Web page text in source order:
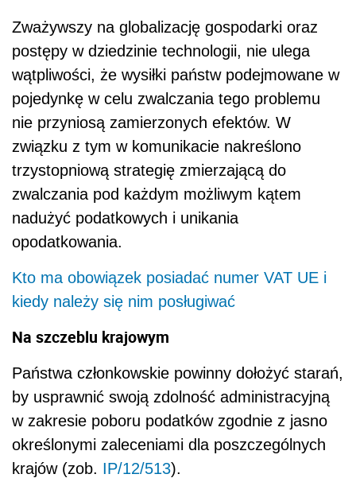
Zważywszy na globalizację gospodarki oraz
postępy w dziedzinie technologii, nie ulega
wątpliwości, że wysiłki państw podejmowane w
pojedynkę w celu zwalczania tego problemu
nie przyniosą zamierzonych efektów. W
związku z tym w komunikacie nakreślono
trzystopniową strategię zmierzającą do
zwalczania pod każdym możliwym kątem
nadużyć podatkowych i unikania
opodatkowania.
Kto ma obowiązek posiadać numer VAT UE i
kiedy należy się nim posługiwać
Na szczeblu krajowym
Państwa członkowskie powinny dołożyć starań,
by usprawnić swoją zdolność administracyjną
w zakresie poboru podatków zgodnie z jasno
określonymi zaleceniami dla poszczególnych
krajów (zob. IP/12/513).